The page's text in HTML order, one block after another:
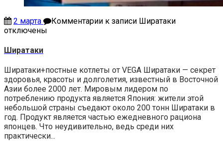
2 марта Комментарии к записи Ширатаки
отключены
Ширатаки
Ширатаки+постные котлеты от VEGA Ширатаки — секрет
здоровья, красоты и долголетия, известный в Восточной
Азии более 2000 лет. Мировым лидером по
потреблению продукта является Япония: жители этой
небольшой страны съедают около 200 тонн Ширатаки в
год. Продукт является частью ежедневного рациона
японцев. Что неудивительно, ведь среди них
практически...